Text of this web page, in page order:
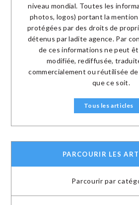
niveau mondial. Toutes les
photos, logos) portant la mention
protégées par des droits de
détenus par ladite agence. Par
de ces informations ne peut
modifiée, rediffusée,
commercialement ou réutilisée
que ce soit.
Tous les articles
PARCOURIR LES
Parcourir par